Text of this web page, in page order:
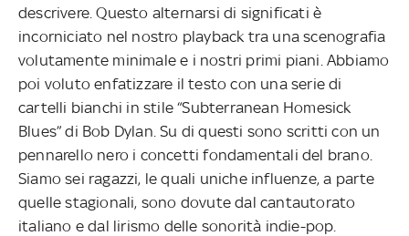
descrivere. Questo alternarsi di significati è
incorniciato nel nostro playback tra una scenografia
volutamente minimale e i nostri primi piani. Abbiamo
poi voluto enfatizzare il testo con una serie di
cartelli bianchi in stile “Subterranean Homesick
Blues” di Bob Dylan. Su di questi sono scritti con un
pennarello nero i concetti fondamentali del brano.
Siamo sei ragazzi, le quali uniche influenze, a parte
quelle stagionali, sono dovute dal cantautorato
italiano e dal lirismo delle sonorità indie-pop.